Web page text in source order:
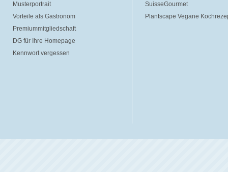
Musterportrait
Vorteile als Gastronom
Premiummitgliedschaft
DG für Ihre Homepage
Kennwort vergessen
SuisseGourmet
Plantscape Vegane